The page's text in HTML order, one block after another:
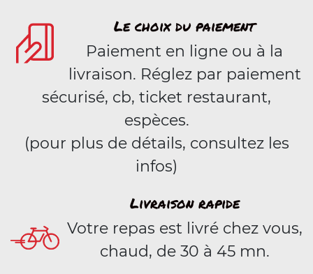
Le choix du paiement
Paiement en ligne ou à la
livraison. Réglez par paiement
sécurisé, cb, ticket restaurant,
espèces.
(pour plus de détails, consultez les
infos)
Livraison rapide
Votre repas est livré chez vous,
chaud, de 30 à 45 mn.